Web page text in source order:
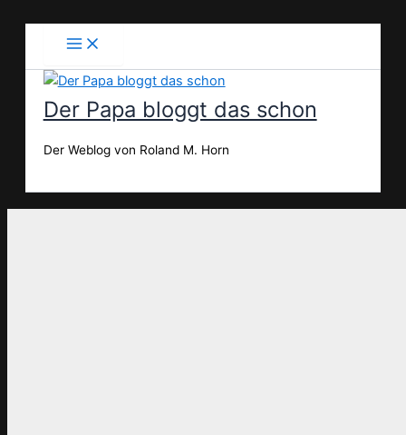
Der Papa bloggt das schon
Der Weblog von Roland M. Horn